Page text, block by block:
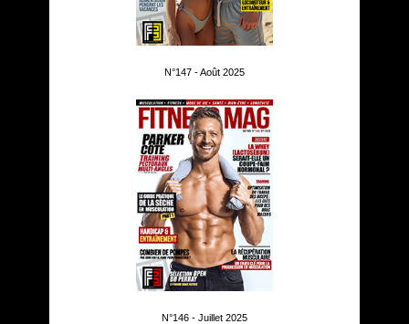
N°147 - Août 2025
N°146 - Juillet 2025